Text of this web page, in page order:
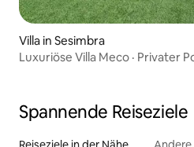
Villa in Sesimbra
Luxuriöse Villa Meco · Privater
Spannende Reiseziele